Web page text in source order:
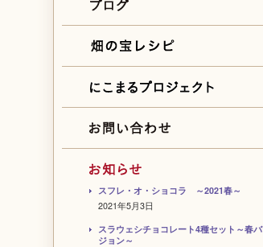
スフレ・オ・ショコラ ～2021春～
2021年5月3日
スラウェシチョコレート4種セット～春
ジョン～